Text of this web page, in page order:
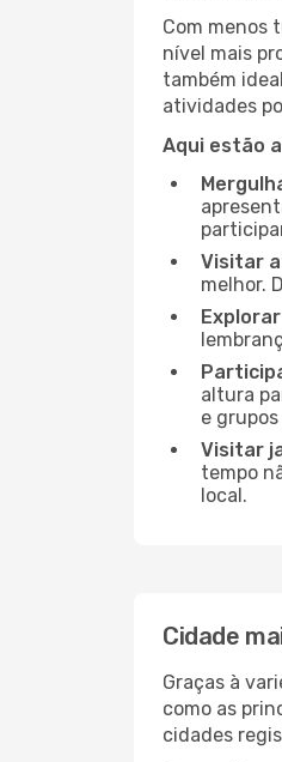
Com menos
nível mais
também
atividades
Aqui estão
Visitar
melhor.
altura
e
Visitar
tempo
local.
Cidade
Graças à
como as
cidades